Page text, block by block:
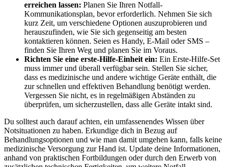
erreichen lassen: Planen Sie Ihren Notfall-
Kommunikationsplan, bevor erforderlich. Nehmen Sie sich
kurz Zeit, um verschiedene Optionen auszuprobieren und
herauszufinden, wie Sie sich gegenseitig am besten
kontaktieren können. Seien es Handy, E-Mail oder SMS –
finden Sie Ihren Weg und planen Sie im Voraus.
Richten Sie eine erste-Hilfe-Einheit ein: Ein Erste-Hilfe-Set
muss immer und überall verfügbar sein. Stellen Sie sicher,
dass es medizinische und andere wichtige Geräte enthält, die
zur schnellen und effektiven Behandlung benötigt werden.
Vergessen Sie nicht, es in regelmäßigen Abständen zu
überprüfen, um sicherzustellen, dass alle Geräte intakt sind.
Du solltest auch darauf achten, ein umfassenendes Wissen über
Notsituationen zu haben. Erkundige dich in Bezug auf
Behandlungsoptionen und wie man damit umgehen kann, falls keine
medizinische Versorgung zur Hand ist. Update deine Informationen,
anhand von praktischen Fortbildungen oder durch den Erwerb von